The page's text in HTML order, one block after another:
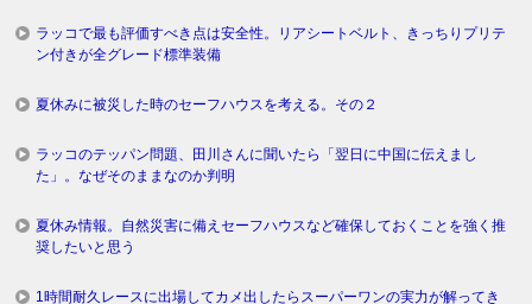
ラッコで最も評価すべき点は安全性。リアシートベルト、きっちりプリテ
ン付きが全グレード標準装備
夏休みに被災した時のセーフハウスを考える。その２
ラッコのテッパン問題、田川さんに聞いたら「翌日に中国に伝えまし
た」。なぜそのままなのか判明
夏休み情報。自然災害に備えセーフハウスなど確保しておくことを強く推
奨したいと思う
1時間耐久レースに出場してカメ出したらスーパーワンの実力が解ってき